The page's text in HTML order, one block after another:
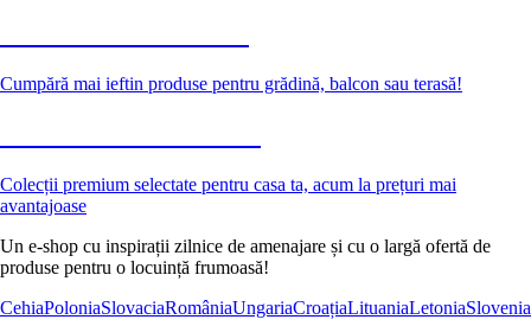
Cumpără mai ieftin produse pentru grădină, balcon sau terasă!
Colecții premium selectate pentru casa ta, acum la prețuri mai
avantajoase
Un e-shop cu inspirații zilnice de amenajare și cu o largă ofertă de
produse pentru o locuință frumoasă!
CehiaPoloniaSlovaciaRomâniaUngariaCroațiaLituaniaLetoniaSlovenia